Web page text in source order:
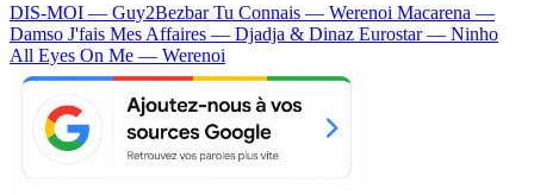
DIS-MOI — Guy2BezbarTu Connais — Werenoi Macarena —
Damso J'fais Mes Affaires — Djadja & Dinaz Eurostar — Ninho
All Eyes On Me — Werenoi